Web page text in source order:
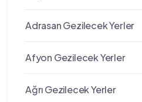
Adrasan Gezilecek Yerler
Afyon Gezilecek Yerler
Ağrı Gezilecek Yerler